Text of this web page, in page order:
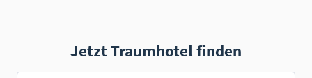
Jetzt Traumhotel finden